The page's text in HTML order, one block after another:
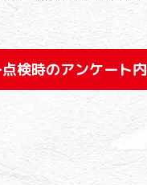
検時のアンケート